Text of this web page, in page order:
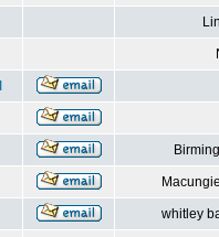
whitley